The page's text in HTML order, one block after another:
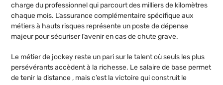
charge du professionnel qui parcourt des milliers de kilomètres
chaque mois. L’assurance complémentaire spécifique aux
métiers à hauts risques représente un poste de dépense
majeur pour sécuriser l’avenir en cas de chute grave.
Le métier de jockey reste un pari sur le talent où seuls les plus
persévérants accèdent à la richesse. Le salaire de base permet
de tenir la distance , mais c’est la victoire qui construit le